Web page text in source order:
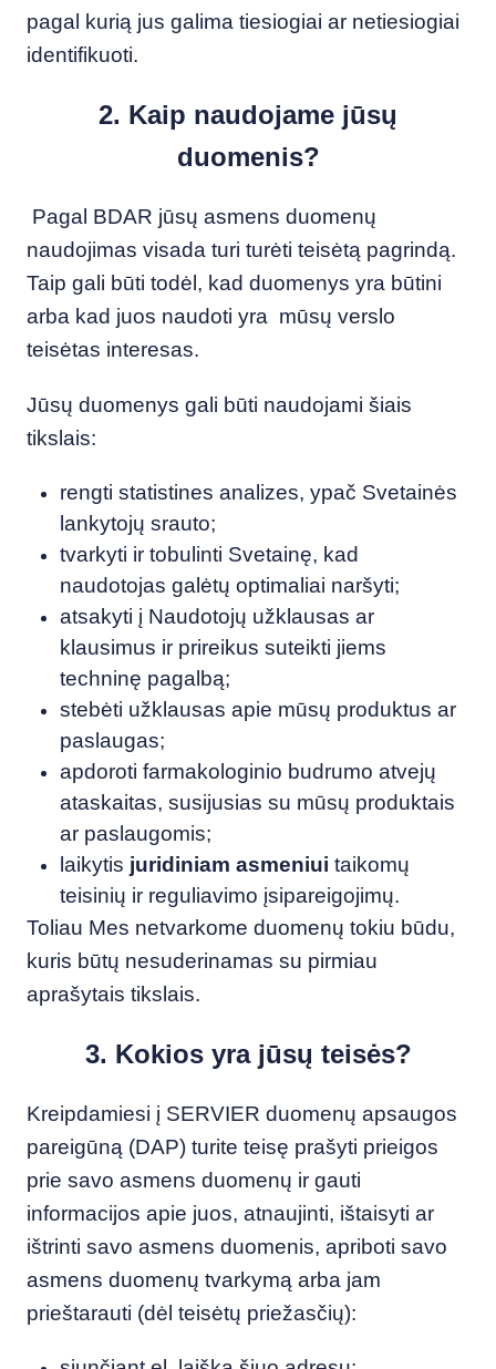
pagal kurią jus galima tiesiogiai ar netiesiogiai
identifikuoti.
2. Kaip naudojame jūsų
duomenis?
Pagal BDAR jūsų asmens duomenų
naudojimas visada turi turėti teisėtą pagrindą.
Taip gali būti todėl, kad duomenys yra būtini
arba kad juos naudoti yra mūsų verslo
teisėtas interesas.
Jūsų duomenys gali būti naudojami šiais
tikslais:
rengti statistines analizes, ypač Svetainės
lankytojų srauto;
tvarkyti ir tobulinti Svetainę, kad
naudotojas galėtų optimaliai naršyti;
atsakyti į Naudotojų užklausas ar
klausimus ir prireikus suteikti jiems
techninę pagalbą;
stebėti užklausas apie mūsų produktus ar
paslaugas;
apdoroti farmakologinio budrumo atvejų
ataskaitas, susijusias su mūsų produktais
ar paslaugomis;
laikytis juridiniam asmeniui taikomų
teisinių ir reguliavimo įsipareigojimų.
Toliau Mes netvarkome duomenų tokiu būdu,
kuris būtų nesuderinamas su pirmiau
aprašytais tikslais.
3. Kokios yra jūsų teisės?
Kreipdamiesi į SERVIER duomenų apsaugos
pareigūną (DAP) turite teisę prašyti prieigos
prie savo asmens duomenų ir gauti
informacijos apie juos, atnaujinti, ištaisyti ar
ištrinti savo asmens duomenis, apriboti savo
asmens duomenų tvarkymą arba jam
prieštarauti (dėl teisėtų priežasčių):